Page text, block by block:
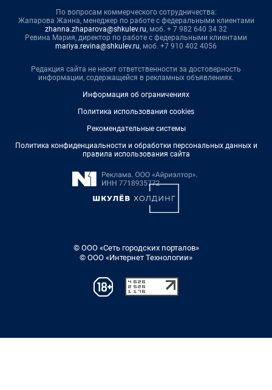
По вопросам коммерческого сотрудничества:
Жапарова Жанна, менеджер по работе с федеральными клиентами
zhanna.zhaparova@shkulev.ru, моб. + 7 982 640 34 32
Ревина Мария, директор по работе с федеральными клиентами
mariya.revina@shkulev.ru, моб. +7 910 402 4056
Редакция сайта не несет ответственности за достоверность
информации, содержащейся в рекламных объявлениях.
Информация об ограничениях
Политика использования cookies
Рекомендательные системы
Политика конфиденциальности и обработки персональных данных и
правила использования сайта
© ООО «Сеть городских порталов»
© ООО «Интернет Технологии»